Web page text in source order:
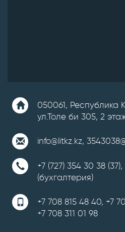
050061, Республика
ул.Толе би 305, 2
info@litkz.kz,
+7 (727) 354 30 38 (37),
(бухгалтерия)
+7 708 815 48 40, +7
+7 708 311 01 98